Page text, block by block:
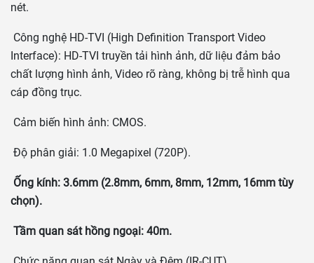
nét.
Công nghệ HD-TVI (High Definition Transport Video
Interface): HD-TVI truyền tải hình ảnh, dữ liệu đảm bảo
chất lượng hình ảnh, Video rõ ràng, không bị trễ hình qua
cáp đồng trục.
Cảm biến hình ảnh: CMOS.
Độ phân giải: 1.0 Megapixel (720P).
Ống kính: 3.6mm (2.8mm, 6mm, 8mm, 12mm, 16mm tùy
chọn).
Tầm quan sát hồng ngoại: 40m.